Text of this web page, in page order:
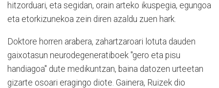
hitzorduari, eta segidan, orain arteko ikuspegia, egungoa
eta etorkizunekoa zein diren azaldu zuen hark.
Doktore horren arabera, zahartzaroari lotuta dauden
gaixotasun neurodegeneratiboek "gero eta pisu
handiagoa" dute medikuntzan, baina datozen urteetan
gizarte osoari eragingo diote. Gainera, Ruizek dio